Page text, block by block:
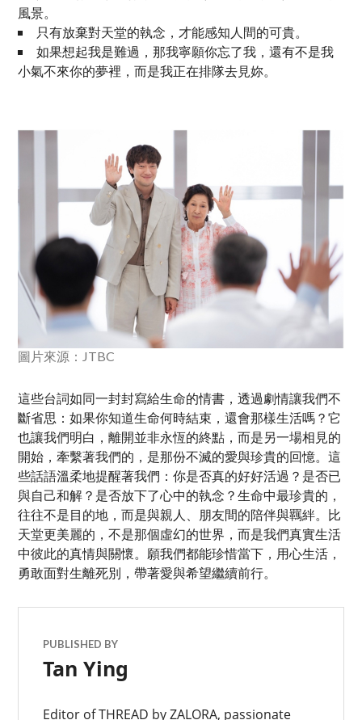
風景。
只有放棄對天堂的執念，才能感知人間的可貴。
如果想起我是難過，那我寧願你忘了我，還有不是我
小氣不來你的夢裡，而是我正在排隊去見妳。
圖片來源：JTBC
這些台詞如同一封封寫給生命的情書，透過劇情讓我們不
斷省思：如果你知道生命何時結束，還會那樣生活嗎？它
也讓我們明白，離開並非永恆的終點，而是另一場相見的
開始，牽繫著我們的，是那份不滅的愛與珍貴的回憶。這
些話語溫柔地提醒著我們：你是否真的好好活過？是否已
與自己和解？是否放下了心中的執念？生命中最珍貴的，
往往不是目的地，而是與親人、朋友間的陪伴與羈絆。比
天堂更美麗的，不是那個虛幻的世界，而是我們真實生活
中彼此的真情與關懷。願我們都能珍惜當下，用心生活，
勇敢面對生離死別，帶著愛與希望繼續前行。
PUBLISHED BY
Tan Ying
Editor of THREAD by ZALORA, passionate